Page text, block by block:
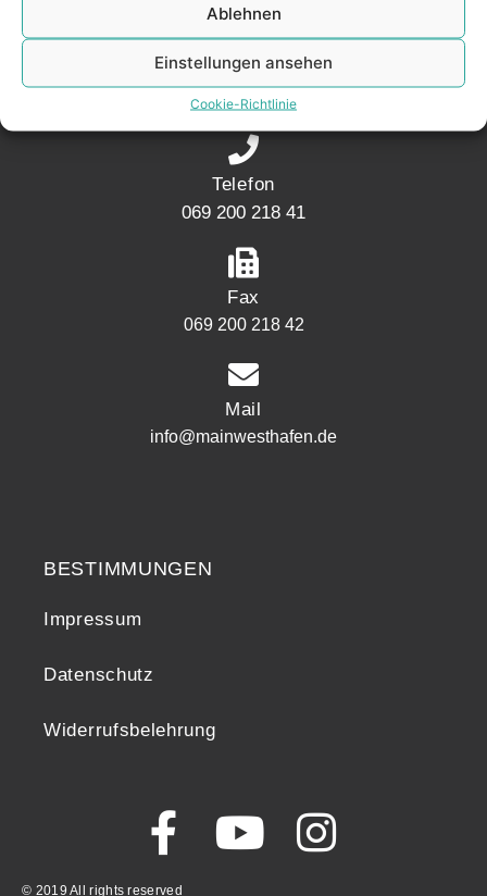
Ablehnen
Einstellungen ansehen
Cookie-Richtlinie
Adresse
Mainwesthafen Immobilien Speicherstraße 5
60327 Frankfurt
Telefon
069 200 218 41
Fax
069 200 218 42
Mail
info@mainwesthafen.de
BESTIMMUNGEN
Impressum
Datenschutz
Widerrufsbelehrung
© 2019 All rights reserved